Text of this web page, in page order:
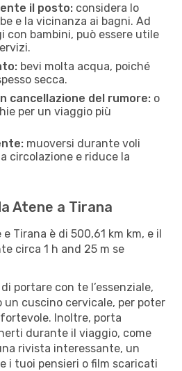
il posto: considera lo
e la vicinanza ai bagni. Ad
con bambini, può essere utile
bevi molta acqua, poiché
secca.
cancellazione del rumore: o
per un viaggio più
muoversi durante voli
circolazione e riduce la
Atene a Tirana
Tirana è di 500,61 km km, e il
circa 1 h and 25 m se
portare con te l’essenziale,
un cuscino cervicale, per poter
Inoltre, porta
durante il viaggio, come
rivista interessante, un
i tuoi pensieri o film scaricati